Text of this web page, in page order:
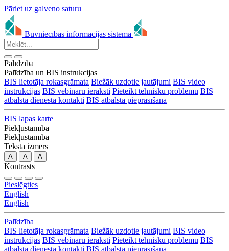
Pāriet uz galveno saturu
Būvniecības informācijas sistēma
Palīdzība
Palīdzība un BIS instrukcijas
BIS lietotāja rokasgrāmata Biežāk uzdotie jautājumi BIS video
instrukcijas BIS vebināru ieraksti Pieteikt tehnisku problēmu BIS
atbalsta dienesta kontakti BIS atbalsta pieprasīšana
BIS lapas karte
Piekļūstamība
Piekļūstamība
Teksta izmērs
A A A
Kontrasts
Pieslēgties
English
English
Palīdzība
BIS lietotāja rokasgrāmata Biežāk uzdotie jautājumi BIS video
instrukcijas BIS vebināru ieraksti Pieteikt tehnisku problēmu BIS